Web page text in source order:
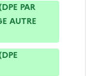
PAR
AUTRE